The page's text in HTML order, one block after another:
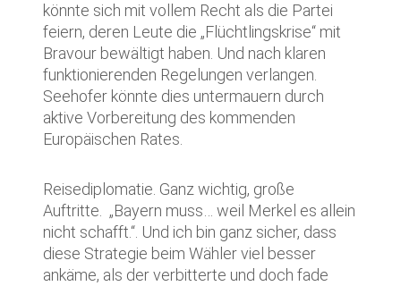
könnte sich mit vollem Recht als die Partei
feiern, deren Leute die „Flüchtlingskrise“ mit
Bravour bewältigt haben. Und nach klaren
funktionierenden Regelungen verlangen.
Seehofer könnte dies untermauern durch
aktive Vorbereitung des kommenden
Europäischen Rates.
Reisediplomatie. Ganz wichtig, große
Auftritte. „Bayern muss… weil Merkel es allein
nicht schafft.“. Und ich bin ganz sicher, dass
diese Strategie beim Wähler viel besser
ankäme, als der verbitterte und doch fade